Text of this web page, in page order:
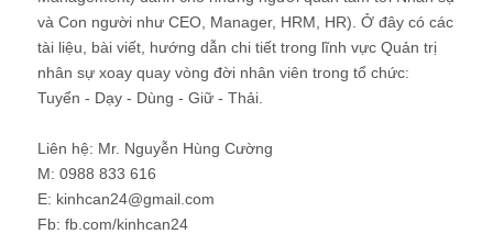
và Con người như CEO, Manager, HRM, HR). Ở đây có các
tài liệu, bài viết, hướng dẫn chi tiết trong lĩnh vực Quản trị
nhân sự xoay quay vòng đời nhân viên trong tổ chức:
Tuyển - Dạy - Dùng - Giữ - Thải.
Liên hệ: Mr. Nguyễn Hùng Cường
M: 0988 833 616
E: kinhcan24@gmail.com
Fb: fb.com/kinhcan24